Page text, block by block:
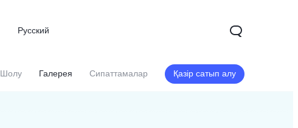
Русский
Шолу Галерея Сипаттамалар Қазір сатып алу